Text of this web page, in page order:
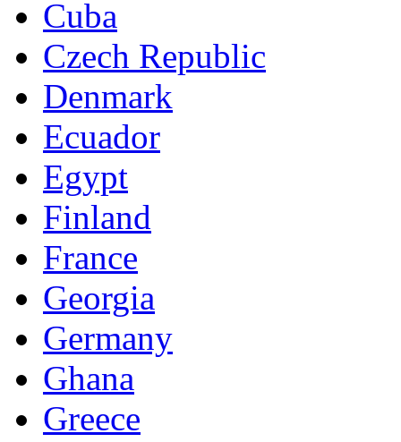
Cuba
Czech Republic
Denmark
Ecuador
Egypt
Finland
France
Georgia
Germany
Ghana
Greece